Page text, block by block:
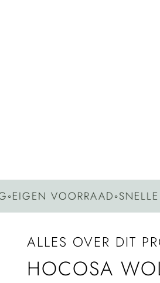
◦SNELLE
ALLES OVER DIT
HOCOSA